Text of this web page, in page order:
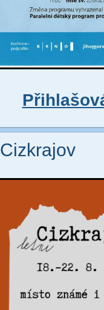
Cizkrajov